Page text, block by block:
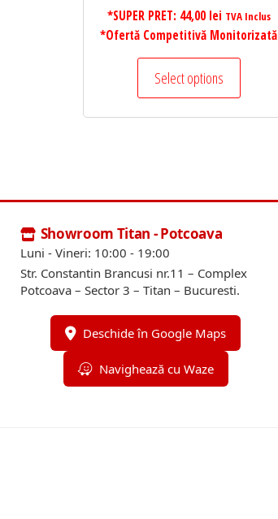
*SUPER PRET: 44,00 lei TVA Inclus
*Ofertă Competitivă Monitorizată
Select options
Showroom Titan - Potcoava
Luni - Vineri: 10:00 - 19:00
Str. Constantin Brancusi nr.11 – Complex
Potcoava – Sector 3 – Titan – Bucuresti.
Deschide în Google Maps
Navighează cu Waze